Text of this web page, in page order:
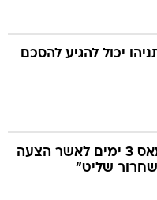
יכול להגיע להסכם
"יש לחמאס 3 ימים לאשר הצעה
שליט"